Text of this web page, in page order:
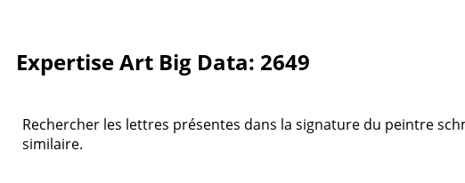
Expertise Art Big Data: 2649
Rechercher les lettres présentes dans la signature du peintre
similaire.